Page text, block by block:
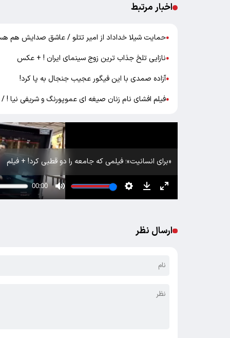
اخبار مرتبط
●حمایت شیلا خداداد از امیر تتلو / عاشق صدایش
●نازایی تلخ جذاب ترین زوج سینمای ایران ! + عکس
●آزاده صمدی با این فیگور عجیب جنجال به پا کرد!
●فیلم افشای نام زنان صیغه ای عموپورنگ و شریفی نیا ! /
«برای انسانیت»؛ فیلمی که جامعه را دو قطبی کرد! + فیلم
ارسال نظر